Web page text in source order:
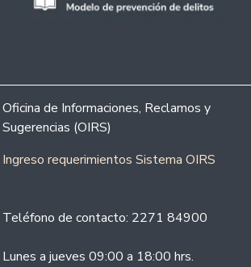
Oficina de Informaciones, Reclamos y
Sugerencias (OIRS)
Ingreso requerimientos Sistema OIRS
Teléfono de contacto: 2271 84900
Lunes a jueves 09:00 a 18:00 hrs.